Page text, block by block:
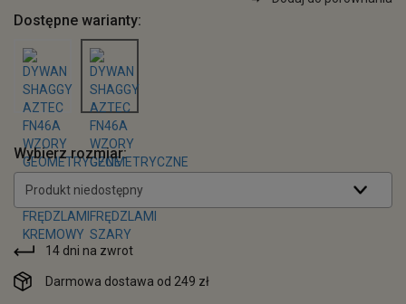
Dostępne warianty:
Wybierz rozmiar:
Produkt niedostępny
14 dni na zwrot
Darmowa dostawa od 249 zł